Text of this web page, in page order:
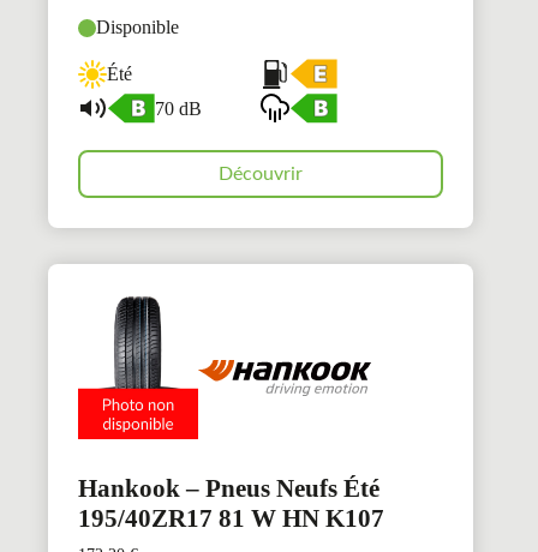
Disponible
Été
70 dB
Découvrir
Hankook – Pneus Neufs Été
195/40ZR17 81 W HN K107